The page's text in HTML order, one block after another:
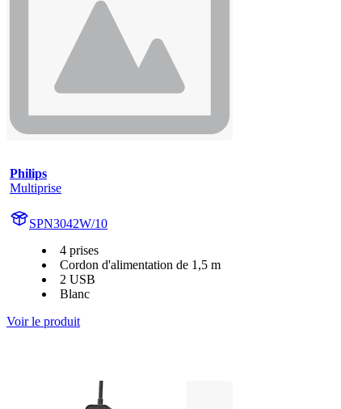
Philips
Multiprise
SPN3042W/10
4 prises
Cordon d'alimentation de 1,5 m
2 USB
Blanc
Voir le produit